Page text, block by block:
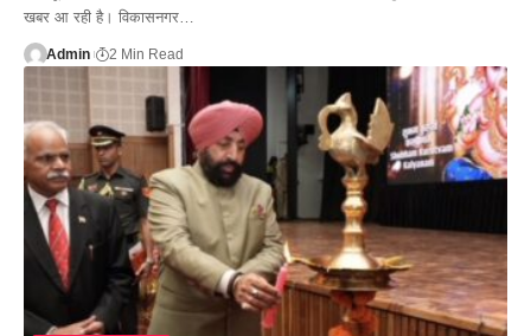
खबर आ रही है। विकासनगर…
Admin 2 Min Read